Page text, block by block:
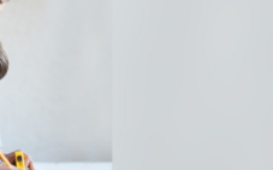
можно употреблять
обработанными, но и